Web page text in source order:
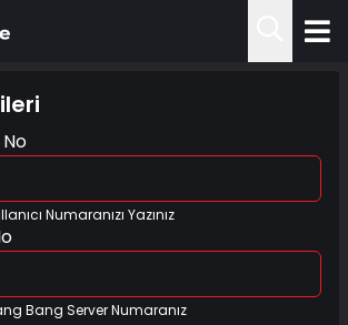
No
Numaranızı Yazınız
Bang Server Numaranız